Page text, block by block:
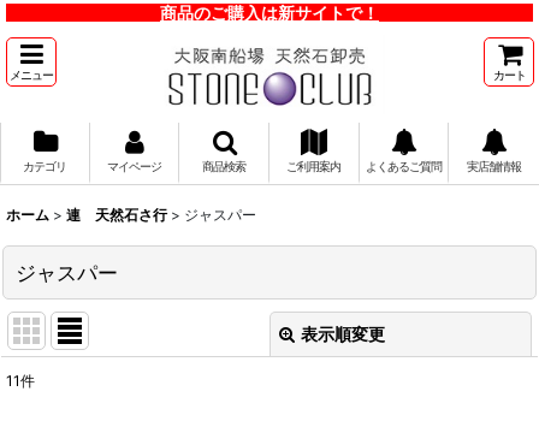
商品のご購入は新サイトで！
メニュー カート
カテゴリ マイページ 商品検索 ご利用案内 よくあるご質問 実店舗情報
ホーム > 連 天然石さ行 > ジャスパー
ジャスパー
表示順変更
11件